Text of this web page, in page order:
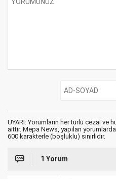
UYARI: Yorumların her türlü cezai ve
aittir. Mepa News, yapılan
600 karakterle (boşluklu) sınırlıdır.
1 Yorum